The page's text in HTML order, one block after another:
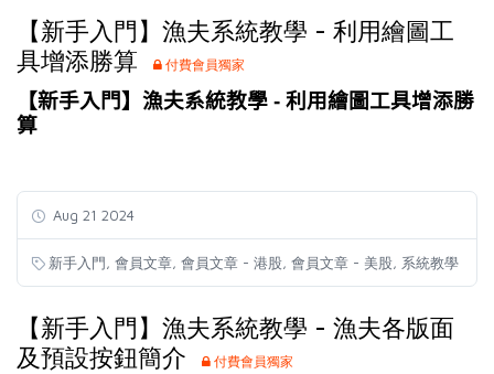
【新手入門】漁夫系統教學 - 利用繪圖工
具增添勝算
付費會員獨家
【新手入門】漁夫系統教學 - 利用繪圖工具增添勝
算
Aug 21 2024
新手入門 會員文章 會員文章 - 港股 會員文章 - 美股 系統教學
【新手入門】漁夫系統教學 - 漁夫各版面
及預設按鈕簡介
付費會員獨家